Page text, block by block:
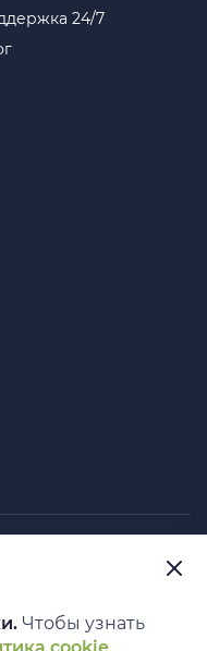
24/7
Чтобы узнать